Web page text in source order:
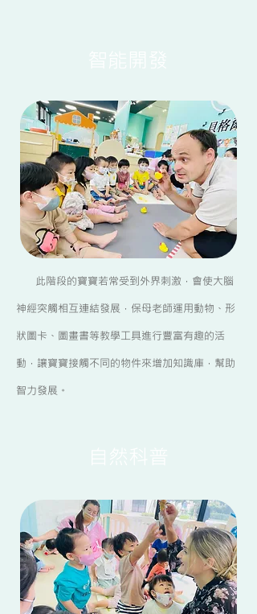
此階段的寶寶若常受到外界刺激，會使大腦
神經突觸相互連結發展，保母老師運用動物、形
狀圖卡、圖畫書等教學工具進行豐富有趣的活
動，讓寶寶接觸不同的物件來增加知識庫，幫助
智力發展。